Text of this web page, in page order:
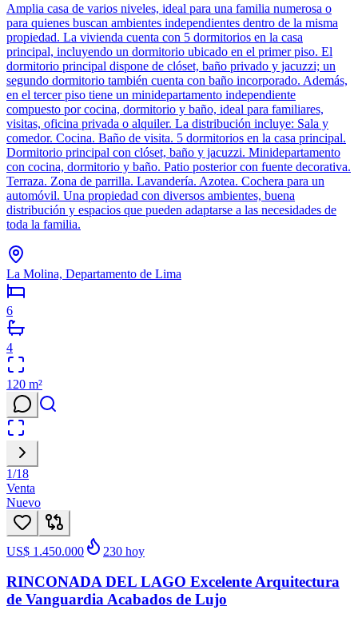
Amplia casa de varios niveles, ideal para una familia numerosa o
para quienes buscan ambientes independientes dentro de la misma
propiedad. La vivienda cuenta con 5 dormitorios en la casa
principal, incluyendo un dormitorio ubicado en el primer piso. El
dormitorio principal dispone de clóset, baño privado y jacuzzi; un
segundo dormitorio también cuenta con baño incorporado. Además,
en el tercer piso tiene un minidepartamento independiente
compuesto por cocina, dormitorio y baño, ideal para familiares,
visitas, oficina privada o alquiler. La distribución incluye: Sala y
comedor. Cocina. Baño de visita. 5 dormitorios en la casa principal.
Dormitorio principal con clóset, baño y jacuzzi. Minidepartamento
con cocina, dormitorio y baño. Patio posterior con fuente decorativa.
Terraza. Zona de parrilla. Lavandería. Azotea. Cochera para un
automóvil. Una propiedad con diversos ambientes, buena
distribución y espacios que pueden adaptarse a las necesidades de
toda la familia.
La Molina, Departamento de Lima
6
4
120 m²
1/18
Venta
Nuevo
US$ 1.450.000 230 hoy
RINCONADA DEL LAGO Excelente Arquitectura
de Vanguardia Acabados de Lujo